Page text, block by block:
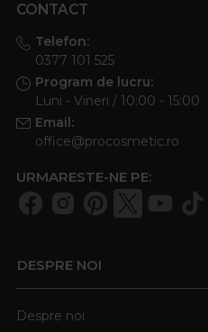
CONTACT
Telefon:
0377 101 525
Program de lucru:
Luni - Vineri / 10:00 - 15:00
Email:
office@procosmetic.ro
URMARESTE-NE PE:
DESPRE NOI
Despre noi